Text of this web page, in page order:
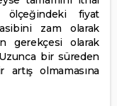
fiyat
zam olarak
gerekçesi olarak
bir süreden
olmamasına